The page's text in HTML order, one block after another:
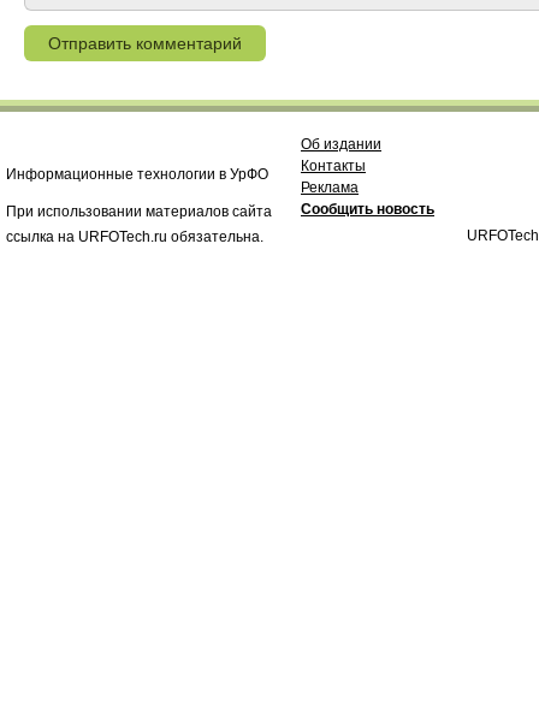
Информационные технологии в УрФО
При использовании материалов сайта
ссылка на URFOTech.ru обязательна.
Об издании
Контакты
Реклама
Сообщить новость